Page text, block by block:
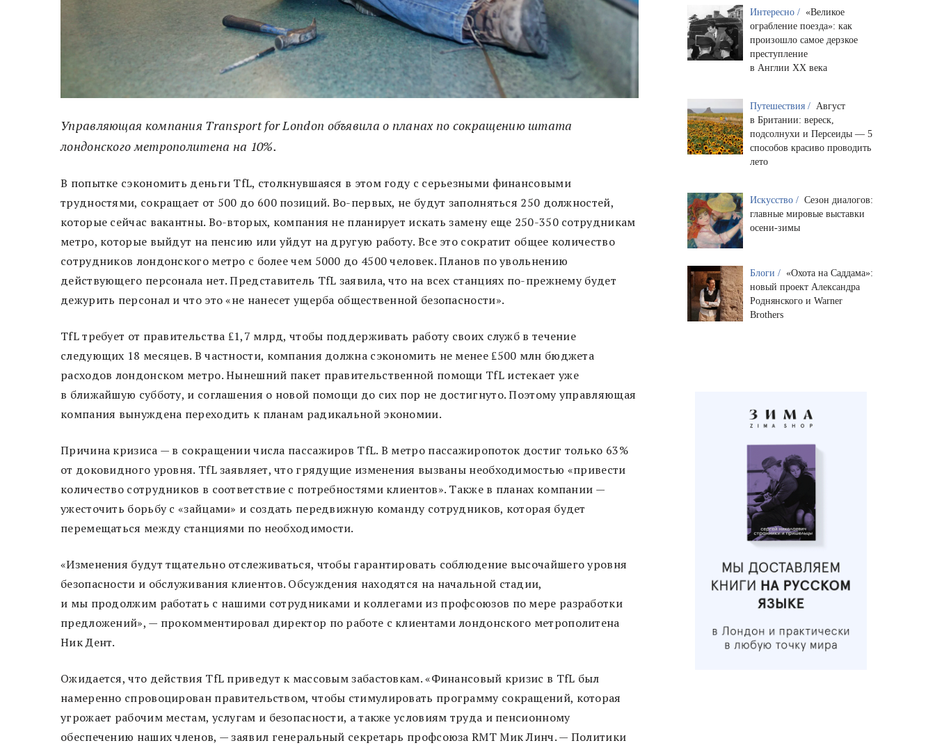
Управляющая компания Transport for London объявила о планах по сокращению штата
лондонского метрополитена на 10%.
В попытке сэкономить деньги TfL, столкнувшаяся в этом году с серьезными финансовыми
трудностями, сокращает от 500 до 600 позиций. Во-первых, не будут заполняться 250 должностей,
которые сейчас вакантны. Во-вторых, компания не планирует искать замену еще 250-350 сотрудникам
метро, которые выйдут на пенсию или уйдут на другую работу. Все это сократит общее количество
сотрудников лондонского метро с более чем 5000 до 4500 человек. Планов по увольнению
действующего персонала нет. Представитель TfL заявила, что на всех станциях по-прежнему будет
дежурить персонал и что это «не нанесет ущерба общественной безопасности».
TfL требует от правительства ₤1,7 млрд, чтобы поддерживать работу своих служб в течение
следующих 18 месяцев. В частности, компания должна сэкономить не менее ₤500 млн бюджета
расходов лондонском метро. Нынешний пакет правительственной помощи TfL истекает уже
в ближайшую субботу, и соглашения о новой помощи до сих пор не достигнуто. Поэтому управляющая
компания вынуждена переходить к планам радикальной экономии.
Причина кризиса — в сокращении числа пассажиров TfL. В метро пассажиропоток достиг только 63%
от доковидного уровня. TfL заявляет, что грядущие изменения вызваны необходимостью «привести
количество сотрудников в соответствие с потребностями клиентов». Также в планах компании —
ужесточить борьбу с «зайцами» и создать передвижную команду сотрудников, которая будет
перемещаться между станциями по необходимости.
«Изменения будут тщательно отслеживаться, чтобы гарантировать соблюдение высочайшего уровня
безопасности и обслуживания клиентов. Обсуждения находятся на начальной стадии,
и мы продолжим работать с нашими сотрудниками и коллегами из профсоюзов по мере разработки
предложений», — прокомментировал директор по работе с клиентами лондонского метрополитена
Ник Дент.
Ожидается, что действия TfL приведут к массовым забастовкам. «Финансовый кризис в TfL был
намеренно спровоцирован правительством, чтобы стимулировать программу сокращений, которая
угрожает рабочим местам, услугам и безопасности, а также условиям труда и пенсионному
обеспечению наших членов, — заявил генеральный секретарь профсоюза RMT Мик Линч. — Политики
Интересно / «Великое
ограбление поезда»: как
произошло самое дерзкое
преступление
в Англии XX века
Путешествия / Август
в Британии: вереск,
подсолнухи и Персеиды — 5
способов красиво проводить
лето
Искусство / Сезон диалогов:
главные мировые выставки
осени-зимы
Блоги / «Охота на Саддама»:
новый проект Александра
Роднянского и Warner
Brothers